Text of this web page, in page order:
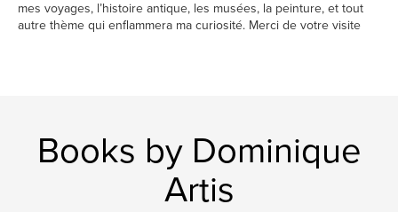
mes voyages, l’histoire antique, les musées, la peinture, et tout
autre thème qui enflammera ma curiosité. Merci de votre visite
Books by Dominique
Artis